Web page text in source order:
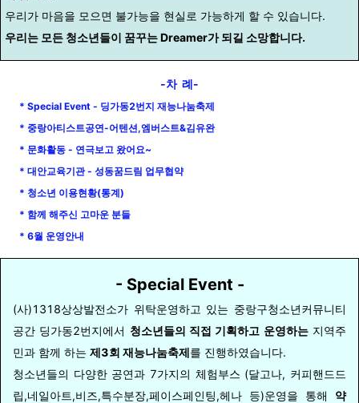
우리가 마음을 모으면 불가능을 현실로 가능하게 할 수 있습니다.
우리는 모든 청소년들이 꿈꾸는 Dreamer가 되길 소망합니다.
-차 례-
* Special Event - 딩가동2번지 재능나눔축제
* 중랑아티스트공연-어텐션,엠버스트&김유완
* 문화활동 - 연극보고 왔어요~
* 대안교육기관 - 성동꿈드림 업무협약
* 청소년 이용현황(통계)
* 함께 해주신 고마운 분들
* 6월 운영안내
- Special Event -
(사)1318상상발전소가 위탁운영하고 있는 중랑구청소년커뮤니티
공간 딩가동2번지에서 청소년들의 직접 기획하고 운영하는지역주
민과 함께 하는 제3회 재능나눔축제를 진행하였습니다.
청소년들의 다양한 공연과 7가지의 체험부스 (달고나, 커피핸드드
립,네일아트,비즈,특수분장,페이스페인팅,헤나 등)운영을 통해 약